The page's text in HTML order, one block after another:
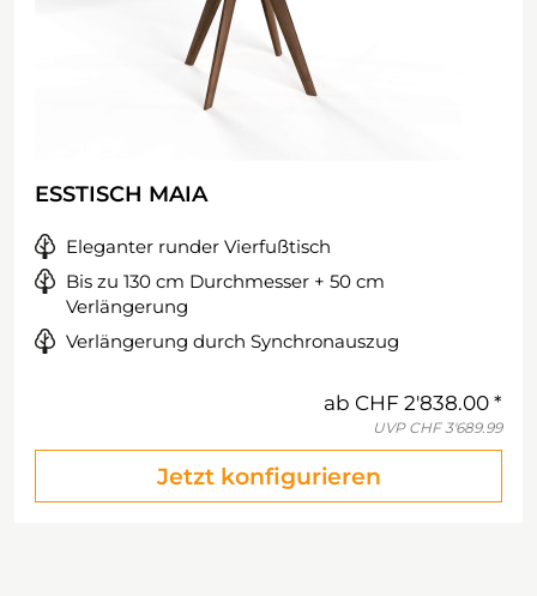
ESSTISCH MAIA
Eleganter runder Vierfußtisch
Bis zu 130 cm Durchmesser + 50 cm
Verlängerung
Verlängerung durch Synchronauszug
ab CHF 2'838.00
UVP CHF 3'689.99
Jetzt konfigurieren